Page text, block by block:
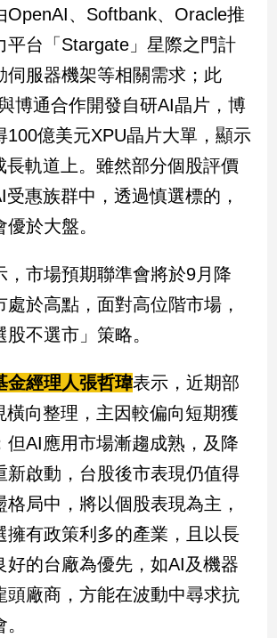
OpenAI、Softbank、Oracle推
平台「Stargate」星際之門計
伺服器機架等相關需求；此
博通合作開發自研AI晶片，博
100億美元XPU晶片大單，顯示
長軌道上。雖然部分個股評價
惠族群中，透過慎選標的，
於大盤。
，市場預期聯準會將於9月降
處於高點，面對高位階市場，
股不選市」策略。
金經理人張哲瑋表示，近期部
橫向整理，主因較偏向短期獲
但AI應用市場漸趨成熟，及降
新啟動，台股後市表現仍值得
格局中，將以個股表現為主，
擁有政策利多的產業，且以長
好的台廠為優先，如AI及機器
頭廠商，方能在波動中尋求抗